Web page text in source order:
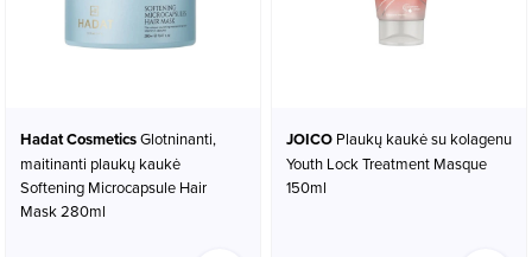
Hadat Cosmetics
maitinanti plaukų kaukė
Softening Microcapsule Hair
Mask 280ml
JOICO
Youth Lock Treatment Masque
150ml